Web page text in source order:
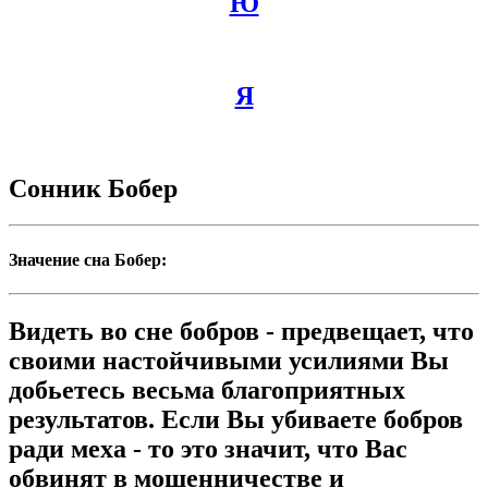
Я
Сонник Бобер
Значение сна Бобер:
Видеть во сне бобров - предвещает, что
своими настойчивыми усилиями Вы
добьетесь весьма благоприятных
результатов. Если Вы убиваете бобров
ради меха - то это значит, что Вас
обвинят в мошенничестве и